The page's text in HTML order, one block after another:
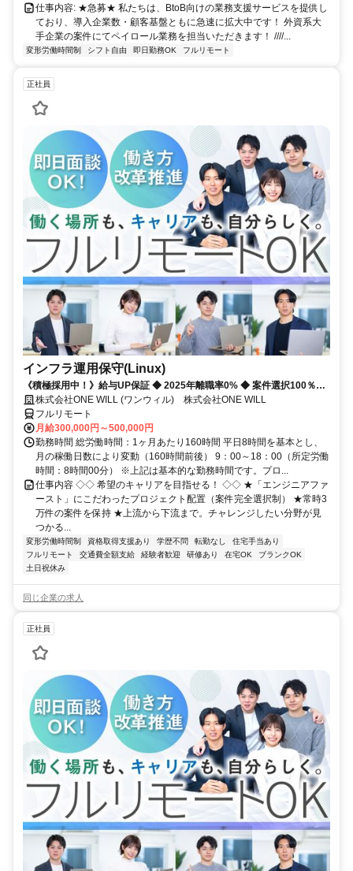
仕事内容: ★急募★ 私たちは、BtoB向けの業務支援サービスを提供し
ており、導入企業数・顧客基盤ともに急速に拡大中です！ 外資系大
手企業の案件にてペイロール業務を担当いただきます！ ////...
変形労働時間制 シフト自由 即日勤務OK フルリモート
正社員
インフラ運用保守(Linux)
《積極採用中！》給与UP保証 ◆ 2025年離職率0% ◆ 案件選択100％！
◆ 平均残業7時間！
株式会社ONE WILL (ワンウィル) 株式会社ONE WILL
フルリモート
月給300,000円～500,000円
勤務時間 総労働時間：1ヶ月あたり160時間 平日8時間を基本とし、
月の稼働日数により変動（160時間前後） 9：00～18：00（所定労働
時間：8時間00分） ※上記は基本的な勤務時間です。プロ...
仕事内容 ◇◇ 希望のキャリアを目指せる！ ◇◇ ★「エンジニアファ
ースト」にこだわったプロジェクト配置（案件完全選択制） ★常時3
万件の案件を保持 ★上流から下流まで。チャレンジしたい分野が見
つかる...
変形労働時間制 資格取得支援あり 学歴不問 転勤なし
住宅手当あり
フルリモート
交通費全額支給 経験者歓迎 研修あり 在宅OK
ブランクOK
土日祝休み
同じ企業の求人
正社員